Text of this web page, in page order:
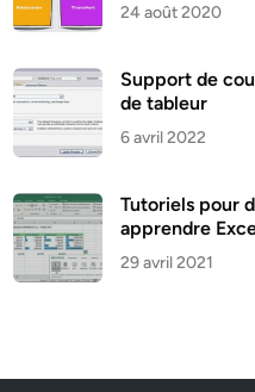
24 août 2020
Support de
de tableur
6 avril 2022
Tutoriels pour
apprendre
29 avril 2021